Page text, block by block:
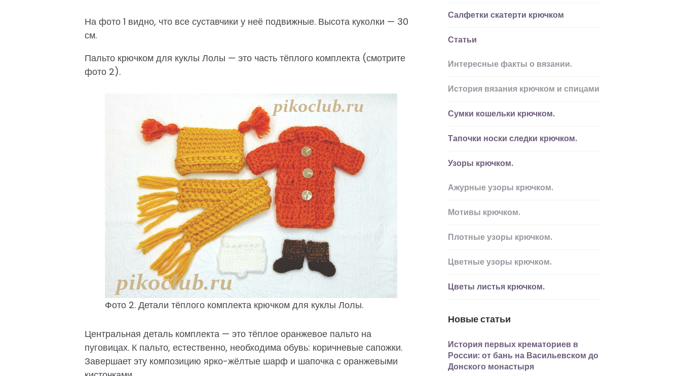
На фото 1 видно, что все суставчики у неё подвижные. Высота куколки — 30
см.
Пальто крючком для куклы Лолы — это часть тёплого комплекта (смотрите
фото 2).
Фото 2. Детали тёплого комплекта крючком для куклы Лолы.
Центральная деталь комплекта — это тёплое оранжевое пальто на
пуговицах. К пальто, естественно, необходима обувь: коричневые сапожки.
Завершает эту композицию ярко-жёлтые шарф и шапочка с оранжевыми
Салфетки скатерти крючком
Статьи
Интересные факты о вязании.
История вязания крючком и спицами
Сумки кошельки крючком.
Тапочки носки следки крючком.
Узоры крючком.
Ажурные узоры крючком.
Мотивы крючком.
Плотные узоры крючком.
Цветные узоры крючком.
Цветы листья крючком.
Новые статьи
История первых крематориев в
России: от бань на Васильевском до
Донского монастыря